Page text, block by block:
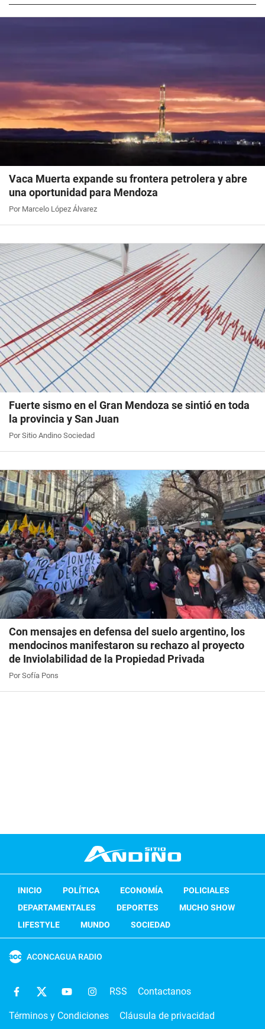
Vaca Muerta expande su frontera petrolera y abre
una oportunidad para Mendoza
Por Marcelo López Álvarez
Fuerte sismo en el Gran Mendoza se sintió en toda
la provincia y San Juan
Por Sitio Andino Sociedad
Con mensajes en defensa del suelo argentino, los
mendocinos manifestaron su rechazo al proyecto
de Inviolabilidad de la Propiedad Privada
Por Sofía Pons
INICIO POLÍTICA ECONOMÍA
POLICIALES
DEPARTAMENTALES
DEPORTES
MUCHO SHOW
LIFESTYLE
MUNDO SOCIEDAD
ACONCAGUA RADIO
RSS Contactanos
Términos y Condiciones Cláusula de privacidad